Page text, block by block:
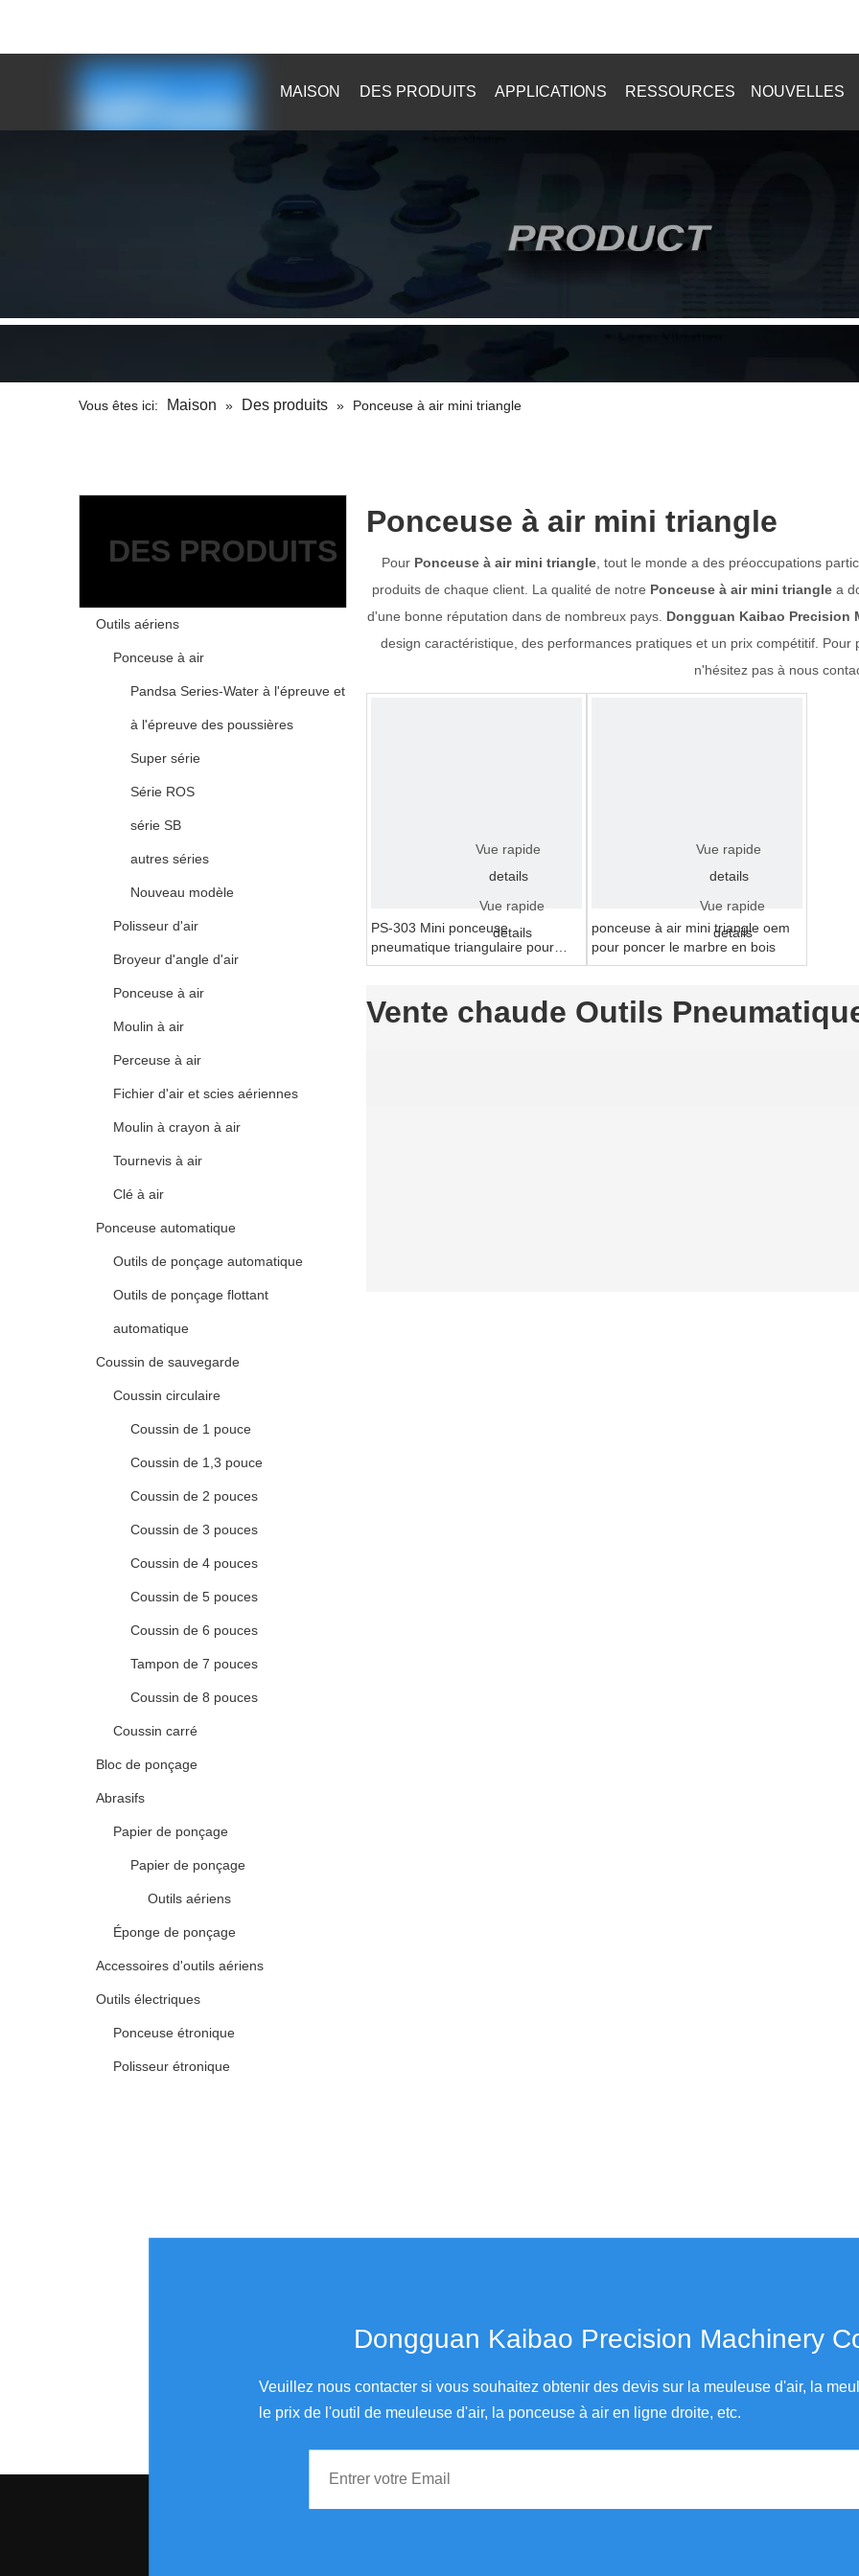
MAISON DES PRODUITS APPLICATIONS RESSOURCES NOUVELLES
Vous êtes ici: Maison » Des produits » Ponceuse à air mini triangle
DES PRODUITS
Outils aériens
Ponceuse à air
Pandsa Series-Water à l'épreuve et
à l'épreuve des poussières
Super série
Série ROS
série SB
autres séries
Nouveau modèle
Polisseur d'air
Broyeur d'angle d'air
Ponceuse à air
Moulin à air
Perceuse à air
Fichier d'air et scies aériennes
Moulin à crayon à air
Tournevis à air
Clé à air
Ponceuse automatique
Outils de ponçage automatique
Outils de ponçage flottant
automatique
Coussin de sauvegarde
Coussin circulaire
Coussin de 1 pouce
Coussin de 1,3 pouce
Coussin de 2 pouces
Coussin de 3 pouces
Coussin de 4 pouces
Coussin de 5 pouces
Coussin de 6 pouces
Tampon de 7 pouces
Coussin de 8 pouces
Coussin carré
Bloc de ponçage
Abrasifs
Papier de ponçage
Papier de ponçage
Outils aériens
Éponge de ponçage
Accessoires d'outils aériens
Outils électriques
Ponceuse étronique
Polisseur étronique
Ponceuse à air mini triangle
Pour Ponceuse à air mini triangle , tout le monde a des préoccupations
produits de chaque client. La qualité de notre Ponceuse à air mini triangle a
d'une bonne réputation dans de nombreux pays. Dongguan Kaibao Precision
design caractéristique, des performances pratiques et un prix compétitif.
n'hésitez pas à nous
Vue rapide
details
Vue rapide
details
PS-303 Mini ponceuse
pneumatique triangulaire pour
zone spéciale
Vue rapide
details
Vue rapide
details
ponceuse à air mini triangle oem
pour poncer le marbre en bois
Vente chaude Outils
Dongguan Kaibao Precision Machinery
Veuillez nous contacter si vous souhaitez obtenir des devis sur la meuleuse d'air, la
le prix de l'outil de meuleuse d'air, la ponceuse à air en ligne droite, etc.